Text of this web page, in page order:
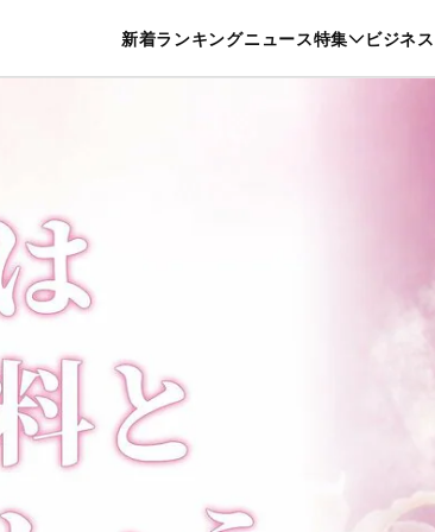
新着ランキングニュース特集 ビジネス
暮らし スポーツ ヘルスケア 美容